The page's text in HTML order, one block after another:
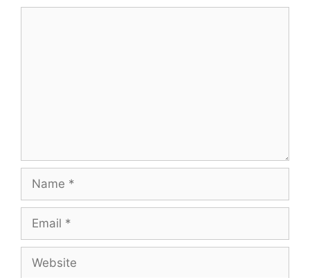
Name
Email
Website